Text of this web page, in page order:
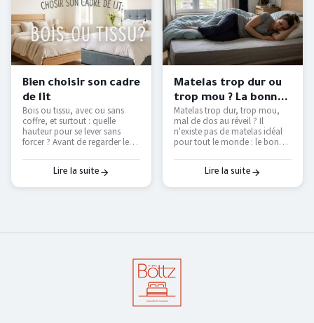
Bien choisir son cadre
de lit
Bois ou tissu, avec ou sans
coffre, et surtout : quelle
hauteur pour se lever sans
forcer ? Avant de regarder les
questions à se poser pour
choisir un cadre de lit qui dure
et qui vous facilite le
Lire la suite
Matelas trop dur ou
trop mou ? La bonne
fermeté selon votre
morphologie
Matelas trop dur, trop mou,
mal de dos au réveil ? Il
n'existe pas de matelas idéal
pour tout le monde : le bon
sommeil et de votre
corpulence. On vous explique
comment trouver le vôtre — et
Lire la suite